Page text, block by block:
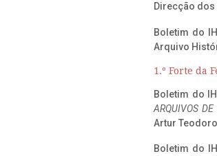
Direcção
Boletim do
Arquivo
1.º Forte da
Boletim do
ARQUIVOS
Artur
Boletim do